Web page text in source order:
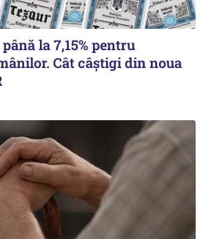
la 7,15% pentru
Cât câștigi din noua